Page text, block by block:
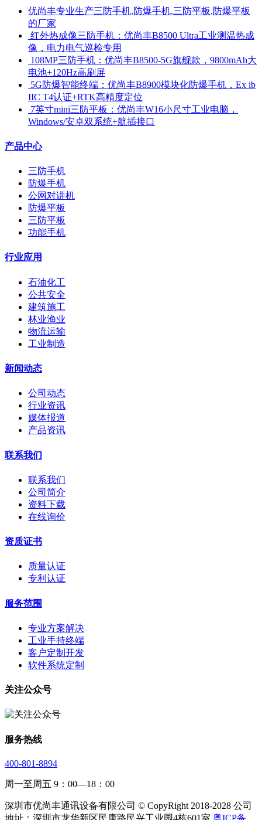
优尚丰专业生产三防手机,防爆手机,三防平板,防爆平板
的厂家
​ 红外热成像三防手机：优尚丰B8500 Ultra工业测温热成
像，电力电气巡检专用
​ 108MP三防手机：优尚丰B8500-5G旗舰款，9800mAh大
电池+120Hz高刷屏
​ 5G防爆智能终端：优尚丰B8900模块化防爆手机，Ex ib
IIC T4认证+RTK高精度定位
​ 7英寸mini三防平板：优尚丰W16小尺寸工业电脑，
Windows/安卓双系统+航插接口
产品中心
三防手机
防爆手机
公网对讲机
防爆平板
三防平板
功能手机
行业应用
石油化工
公共安全
建筑施工
林业渔业
物流运输
工业制造
新闻动态
公司动态
行业资讯
媒体报道
产品资讯
联系我们
联系我们
公司简介
资料下载
在线询价
资质证书
质量认证
专利认证
服务范围
专业方案解决
工业手持终端
客户定制开发
软件系统定制
关注公众号
服务热线
400-801-8894
周一至周五 9：00—18：00
深圳市优尚丰通讯设备有限公司 © CopyRight 2018-2028 公司
地址：深圳市龙华新区民康路民兴工业园4栋601室 粤ICP备